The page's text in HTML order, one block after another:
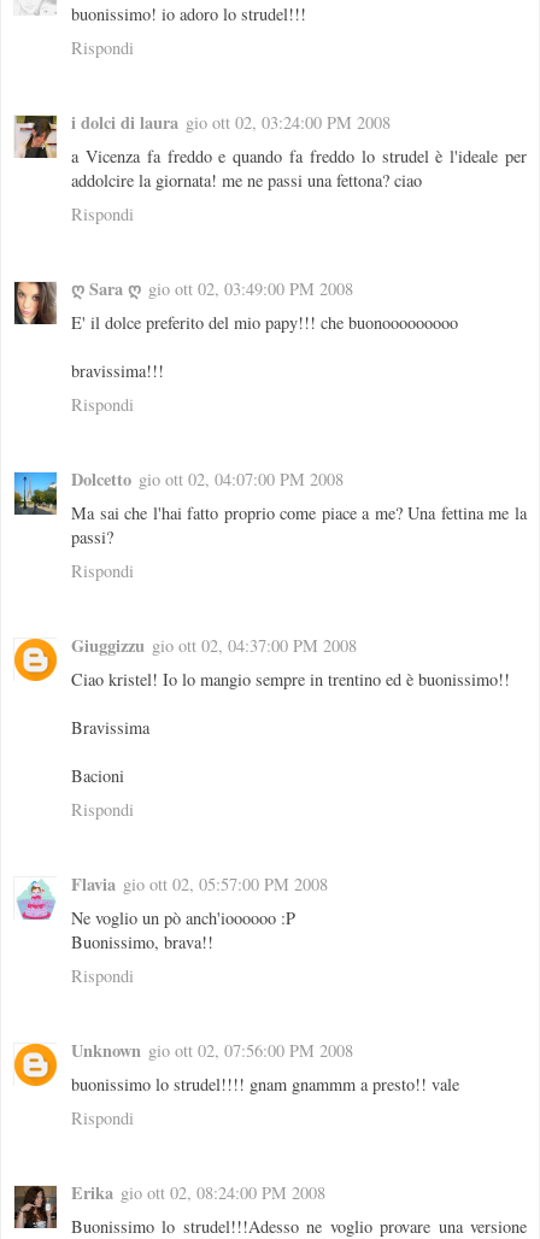
buonissimo! io adoro lo strudel!!!
Rispondi
i dolci di laura gio ott 02, 03:24:00 PM 2008
a Vicenza fa freddo e quando fa freddo lo strudel è l'ideale per
addolcire la giornata! me ne passi una fettona? ciao
Rispondi
ღ Sara ღ gio ott 02, 03:49:00 PM 2008
E' il dolce preferito del mio papy!!! che buonooooooooo
bravissima!!!
Rispondi
Dolcetto gio ott 02, 04:07:00 PM 2008
Ma sai che l'hai fatto proprio come piace a me? Una fettina me la
passi?
Rispondi
Giuggizzu gio ott 02, 04:37:00 PM 2008
Ciao kristel! Io lo mangio sempre in trentino ed è buonissimo!!
Bravissima
Bacioni
Rispondi
Flavia gio ott 02, 05:57:00 PM 2008
Ne voglio un pò anch'ioooooo :P
Buonissimo, brava!!
Rispondi
Unknown gio ott 02, 07:56:00 PM 2008
buonissimo lo strudel!!!! gnam gnammm a presto!! vale
Rispondi
Erika gio ott 02, 08:24:00 PM 2008
Buonissimo lo strudel!!!Adesso ne voglio provare una versione